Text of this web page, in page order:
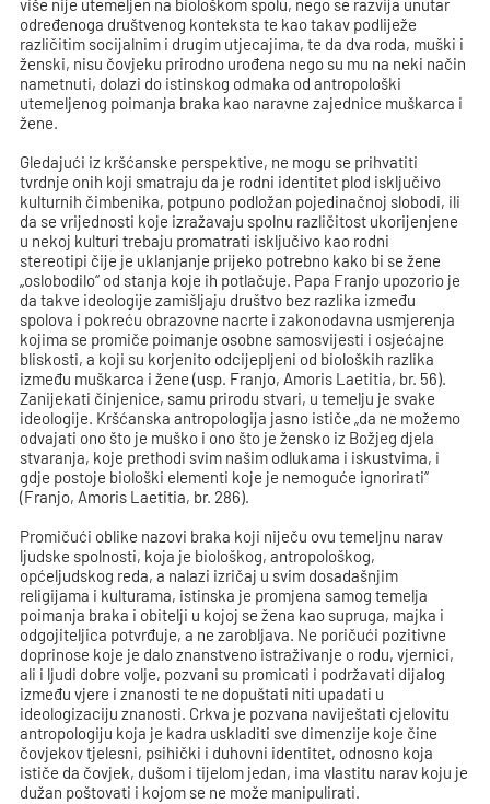
više nije utemeljen na biološkom spolu, nego se razvija unutar
određenoga društvenog konteksta te kao takav podliježe
različitim socijalnim i drugim utjecajima, te da dva roda, muški i
ženski, nisu čovjeku prirodno urođena nego su mu na neki način
nametnuti, dolazi do istinskog odmaka od antropološki
utemeljenog poimanja braka kao naravne zajednice muškarca i
žene.
Gledajući iz kršćanske perspektive, ne mogu se prihvatiti
tvrdnje onih koji smatraju da je rodni identitet plod isključivo
kulturnih čimbenika, potpuno podložan pojedinačnoj slobodi, ili
da se vrijednosti koje izražavaju spolnu različitost ukorijenjene
u nekoj kulturi trebaju promatrati isključivo kao rodni
stereotipi čije je uklanjanje prijeko potrebno kako bi se žene
„oslobodilo“ od stanja koje ih potlačuje. Papa Franjo upozorio je
da takve ideologije zamišljaju društvo bez razlika između
spolova i pokreću obrazovne nacrte i zakonodavna usmjerenja
kojima se promiče poimanje osobne samosvijesti i osjećajne
bliskosti, a koji su korjenito odcijepljeni od bioloških razlika
između muškarca i žene (usp. Franjo, Amoris Laetitia, br. 56).
Zanijekati činjenice, samu prirodu stvari, u temelju je svake
ideologije. Kršćanska antropologija jasno ističe „da ne možemo
odvajati ono što je muško i ono što je žensko iz Božjeg djela
stvaranja, koje prethodi svim našim odlukama i iskustvima, i
gdje postoje biološki elementi koje je nemoguće ignorirati“
(Franjo, Amoris Laetitia, br. 286).
Promičući oblike nazovi braka koji niječu ovu temeljnu narav
ljudske spolnosti, koja je biološkog, antropološkog,
općeljudskog reda, a nalazi izričaj u svim dosadašnjim
religijama i kulturama, istinska je promjena samog temelja
poimanja braka i obitelji u kojoj se žena kao supruga, majka i
odgojiteljica potvrđuje, a ne zarobljava. Ne poričući pozitivne
doprinose koje je dalo znanstveno istraživanje o rodu, vjernici,
ali i ljudi dobre volje, pozvani su promicati i podržavati dijalog
između vjere i znanosti te ne dopuštati niti upadati u
ideologizaciju znanosti. Crkva je pozvana naviještati cjelovitu
antropologiju koja je kadra uskladiti sve dimenzije koje čine
čovjekov tjelesni, psihički i duhovni identitet, odnosno koja
ističe da čovjek, dušom i tijelom jedan, ima vlastitu narav koju je
dužan poštovati i kojom se ne može manipulirati.